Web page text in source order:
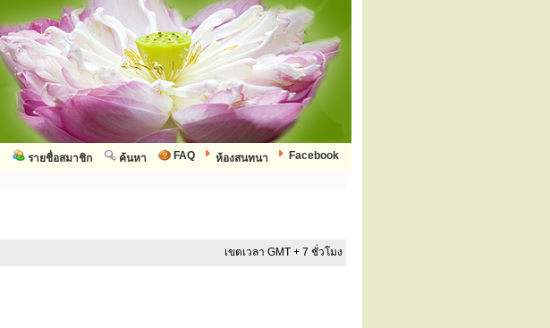
Facebook
ห้องสนทนา
FAQ
ค้นหา
รายชื่อสมาชิก
เขตเวลา GMT + 7 ชั่วโมง